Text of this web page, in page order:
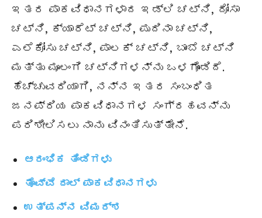
ಇತರ ಪಾಕವಿಧಾನಗಳಾದ ಇಡ್ಲಿ ಚಟ್ನಿ, ದೋಸಾ
ಚಟ್ನಿ, ಕ್ಯಾರೆಟ್ ಚಟ್ನಿ, ಪುದಿನಾ ಚಟ್ನಿ,
ಎಲೆಕೋಸು ಚಟ್ನಿ, ಪಾಲಕ್ ಚಟ್ನಿ, ಬಾಂಬೆ ಚಟ್ನಿ
ಮತ್ತು ಮೂಲಂಗಿ ಚಟ್ನಿಗಳನ್ನು ಒಳಗೊಂಡಿದೆ.
ಹೆಚ್ಚುವರಿಯಾಗಿ, ನನ್ನ ಇತರ ಸಂಬಂಧಿತ
ಜನಪ್ರಿಯ ಪಾಕವಿಧಾನಗಳ ಸಂಗ್ರಹವನ್ನು
ಪರಿಶೀಲಿಸಲು ನಾನು ವಿನಂತಿಸುತ್ತೇನೆ.
ಆರಂಭಿಕ ತಿಂಡಿಗಳು
ತೊವ್ವೆ ದಾಲ್ ಪಾಕವಿಧಾನಗಳು
ಉತ್ಪನ್ನ ವಿಮರ್ಶ